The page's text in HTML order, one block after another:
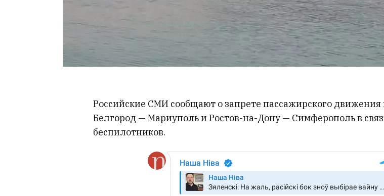
Российские СМИ сообщают о запрете пассажирского движения
Белгород — Мариуполь и Ростов-на-Дону — Симферополь в
беспилотников.